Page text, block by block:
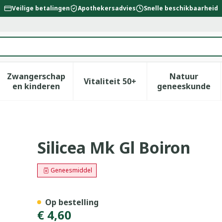
Veilige betalingen Apothekersadvies Snelle beschikbaarheid
verzorging en hygiëne categorie
voor Dieet, voeding en vitamines categorie
Zwangerschap
en kinderenToon submenu voor Zwangerschap en
Vitaliteit 50+Toon submenu voor
Natuur
geneeskunde
Toon
Silicea Mk Gl Boiron
Geneesmiddel
€ 4,60
Op bestelling